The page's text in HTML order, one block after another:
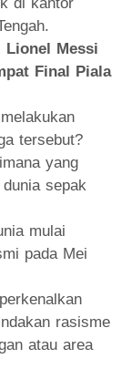
Lionel Messi
Final Piala
tersebut?
yang
sepak
mulai
pada Mei
rasisme
atau area